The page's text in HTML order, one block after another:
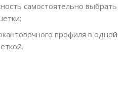
самостоятельно выбрать
профиля в одной